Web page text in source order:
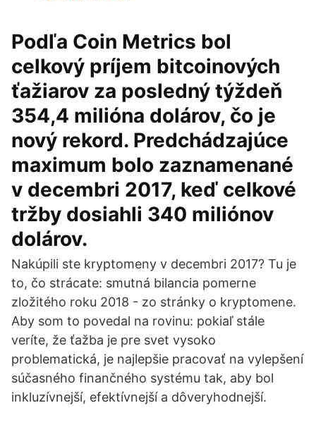
Podľa Coin Metrics bol
celkový príjem bitcoinových
ťažiarov za posledný týždeň
354,4 milióna dolárov, čo je
nový rekord. Predchádzajúce
maximum bolo zaznamenané
v decembri 2017, keď celkové
tržby dosiahli 340 miliónov
dolárov.
Nakúpili ste kryptomeny v decembri 2017? Tu je
to, čo strácate: smutná bilancia pomerne
zložitého roku 2018 - zo stránky o kryptomene.
Aby som to povedal na rovinu: pokiaľ stále
veríte, že ťažba je pre svet vysoko
problematická, je najlepšie pracovať na vylepšení
súčasného finančného systému tak, aby bol
inkluzívnejší, efektívnejší a dôveryhodnejší.